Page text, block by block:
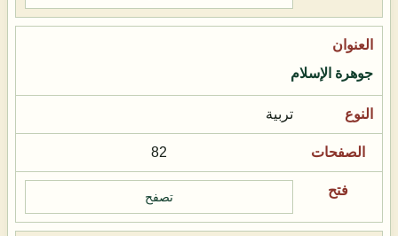
جوهرة الإسلام
تربية
82
تصفح